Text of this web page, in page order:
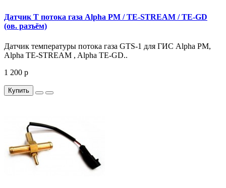
Датчик Т потока газа Alpha PM / TE-STREAM / TE-GD
(ов. разъём)
Датчик температуры потока газа GTS-1 для ГИС Alpha PM,
Alpha TE-STREAM , Alpha TE-GD..
1 200 р
Купить